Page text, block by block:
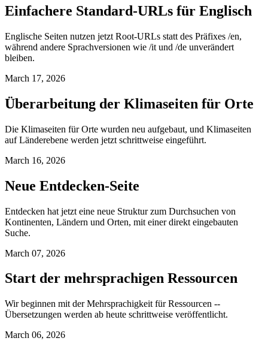
Einfachere Standard-URLs für Englisch
Englische Seiten nutzen jetzt Root-URLs statt des Präfixes /en,
während andere Sprachversionen wie /it und /de unverändert
bleiben.
March 17, 2026
Überarbeitung der Klimaseiten für Orte
Die Klimaseiten für Orte wurden neu aufgebaut, und Klimaseiten
auf Länderebene werden jetzt schrittweise eingeführt.
March 16, 2026
Neue Entdecken-Seite
Entdecken hat jetzt eine neue Struktur zum Durchsuchen von
Kontinenten, Ländern und Orten, mit einer direkt eingebauten
Suche.
March 07, 2026
Start der mehrsprachigen Ressourcen
Wir beginnen mit der Mehrsprachigkeit für Ressourcen --
Übersetzungen werden ab heute schrittweise veröffentlicht.
March 06, 2026